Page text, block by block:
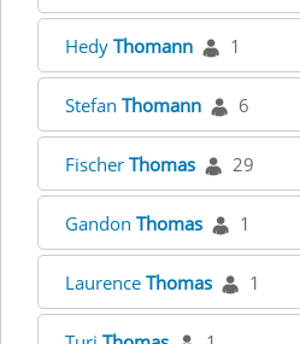
Hedy Thomann 1
Stefan Thomann 6
Fischer Thomas 29
Gandon Thomas 1
Laurence Thomas 1